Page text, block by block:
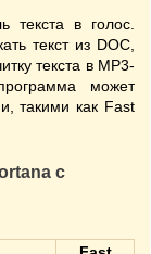
текста в голос.
текст из DOC,
текста в MP3-
может
такими как Fast
с